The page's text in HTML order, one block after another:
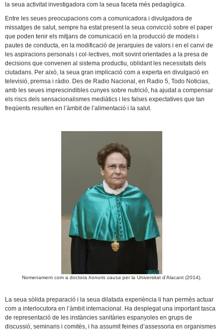
la seua activitat investigadora com la seua faceta més pedagògica.
Entre les seues preocupacions com a comunicadora i divulgadora de
missatges de salut, sempre ha estat present la seua convicció sobre el paper
que poden tenir els mitjans de comunicació en la producció de models i
pautes de conducta, en la modificació de jerarquies de valors i en el canvi de
les aspiracions personals i col·lectives, molt sovint orientades a la presa de
decisions que convenen al sistema productiu, oblidant les necessitats dels
ciutadans. Per això, la seua gran implicació com a experta en divulgació en
televisió, premsa i ràdio. Des de Radio Nacional, en Radio 5, Todo Noticias,
amb les seues imprescindibles cunyes sobre nutrició, ha ajudat a compensar
els riscs dels sensacionalismes mediàtics i les falses expectatives que tan
freqüents resulten en l’àmbit de l’alimentació i la salut.
Nomenament com a doctora honoris causa per la Universitat d’Alacant (2014).
La seua sòlida preparació i la seua dilatada experiència li han permès actuar
com a interlocutora en l’àmbit internacional. Ha desplegat una important tasca
de representació de les instàncies sanitàries espanyoles en grups de
discussió, seminaris i comitès, i ha assumit feines d’assessoria en organismes